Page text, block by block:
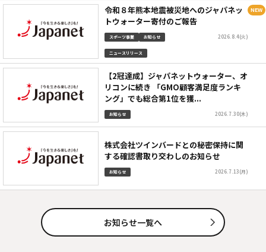
令和８年熊本地震被災地へのジャパネッ
トウォーター寄付のご報告
スポーツ事業 お知らせ
ニュースリリース
2026.8.4(火)
【2冠達成】ジャパネットウォーター、オ
リコンに続き 「GMO顧客満足度ランキ
ング」でも総合第1位を獲...
お知らせ 2026.7.30(木)
株式会社ツインバードとの秘密保持に関
する確認書取り交わしのお知らせ
お知らせ 2026.7.13(月)
お知らせ一覧へ